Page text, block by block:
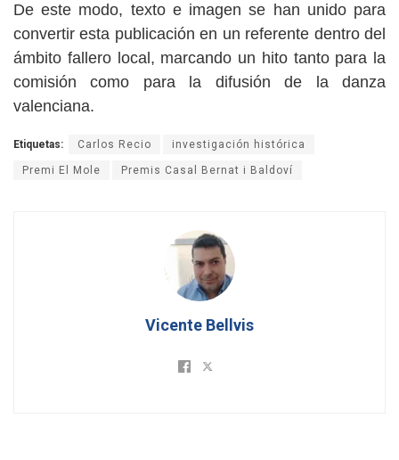
De este modo, texto e imagen se han unido para
convertir esta publicación en un referente dentro del
ámbito fallero local, marcando un hito tanto para la
comisión como para la difusión de la danza
valenciana.
Etiquetas: Carlos Recio investigación histórica
Premi El Mole Premis Casal Bernat i Baldoví
Vicente Bellvis